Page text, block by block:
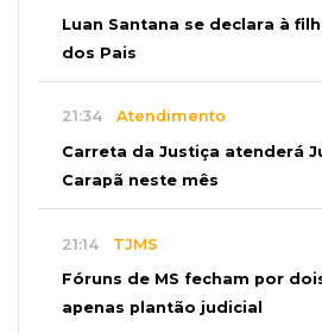
Luan Santana se declara à
dos Pais
21:34 Atendimento
Carreta da Justiça atenderá
Carapã neste mês
21:14 TJMS
Fóruns de MS fecham por
apenas plantão judicial